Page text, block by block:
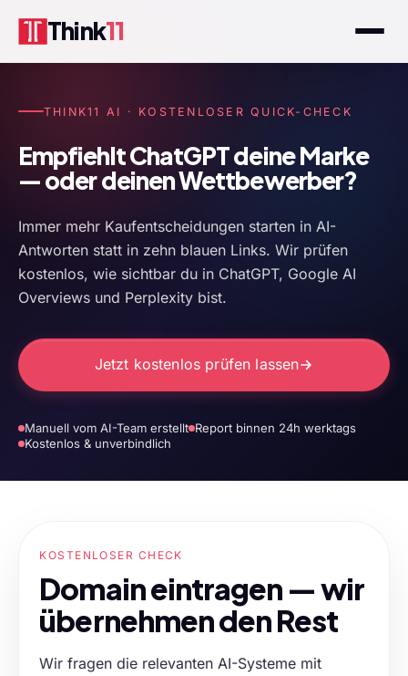
Think11
THINK11 AI · KOSTENLOSER QUICK-CHECK
Empfiehlt ChatGPT deine Marke
— oder deinen Wettbewerber?
Immer mehr Kaufentscheidungen starten in AI-
Antworten statt in zehn blauen Links. Wir prüfen
kostenlos, wie sichtbar du in ChatGPT, Google AI
Overviews und Perplexity bist.
Jetzt kostenlos prüfen lassen
Manuell vom AI-Team erstellt Report binnen 24h werktags
Kostenlos & unverbindlich
KOSTENLOSER CHECK
Domain eintragen — wir
übernehmen den Rest
Wir fragen die relevanten AI-Systeme mit